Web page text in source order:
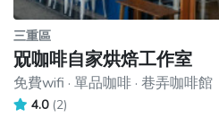
三重區
㒭咖啡自家烘焙工作室
免費wifi · 單品咖啡 · 巷弄咖啡館
4.0 (2)